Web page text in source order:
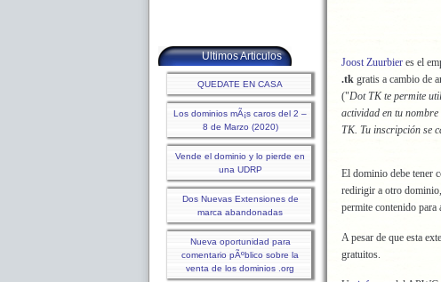
Ultimos Articulos
QUEDATE EN CASA
Los dominios mÃ¡s caros del 2 –
8 de Marzo (2020)
Vende el dominio y lo pierde en
una UDRP
Dos Nuevas Extensiones de
marca abandonadas
Nueva oportunidad para
comentario pÃºblico sobre la
venta de los dominios .org
Joost Zuurbier es el
.tk gratis a cambio de
("Dot TK te permite
actividad en tu
TK. Tu inscripción se
El dominio debe tener
redirigir a otro
permite contenido para
A pesar de que esta
gratuitos.